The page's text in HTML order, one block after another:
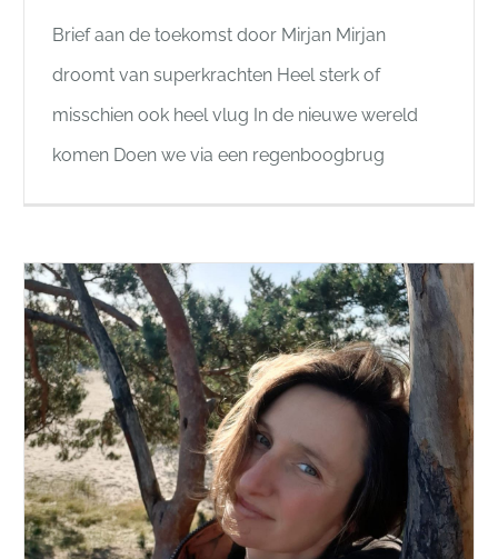
Brief aan de toekomst door Mirjan Mirjan
droomt van superkrachten Heel sterk of
misschien ook heel vlug In de nieuwe wereld
komen Doen we via een regenboogbrug